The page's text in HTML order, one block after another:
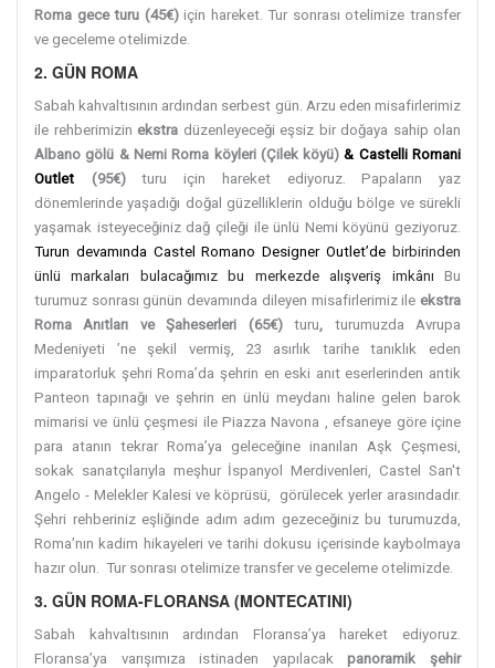
Roma gece turu (45€)için hareket.Tur sonrası otelimize transfer
ve geceleme otelimizde.
2. GÜN ROMA
Sabah kahvaltısının ardından serbest gün. Arzu eden misafirlerimiz
ile rehberimizin ekstra düzenleyeceği eşsiz bir doğaya sahip olan
Albano gölü & Nemi Roma köyleri (Çilek köyü)& Castelli Romani
Outlet
(95€)turu için hareket ediyoruz. Papaların yaz
dönemlerinde yaşadığı doğal güzelliklerin olduğu bölge ve sürekli
yaşamak isteyeceğiniz dağ çileği ile ünlü Nemi köyünü geziyoruz.
Turun devamında Castel Romano Designer Outlet’de birbirinden
ünlü markaları bulacağımız bu merkezde alışveriş imkânı Bu
turumuz sonrası günün devamında dileyen misafirlerimiz ile ekstra
Roma Anıtları ve Şaheserleri (65€)turu, turumuzda Avrupa
Medeniyeti ’ne şekil vermiş, 23 asırlık tarihe tanıklık eden
imparatorluk şehri Roma’da şehrin en eski anıt eserlerinden antik
Panteon tapınağı ve şehrin en ünlü meydanı haline gelen barok
mimarisi ve ünlü çeşmesi ile Piazza Navona , efsaneye göre içine
para atanın tekrar Roma’ya geleceğine inanılan Aşk Çeşmesi,
sokak sanatçılarıyla meşhur İspanyol Merdivenleri, Castel San't
Angelo - Melekler Kalesi ve köprüsü, görülecek yerler arasındadır.
Şehri rehberiniz eşliğinde adım adım gezeceğiniz bu turumuzda,
Roma’nın kadim hikayeleri ve tarihi dokusu içerisinde kaybolmaya
hazır olun. Tur sonrası otelimize transfer ve geceleme otelimizde.
3. GÜN ROMA-FLORANSA (MONTECATINI)
Sabah kahvaltısının ardından Floransa’ya hareket ediyoruz.
Floransa’ya varışımıza istinaden yapılacakpanoramik şehir